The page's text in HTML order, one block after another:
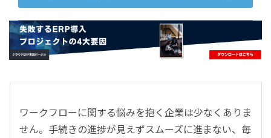
ERP
会計
CRM／営業支援／Eコマース
DX（2025年の崖）／クラウドコンピューティング
ワークフローに関する悩みを抱く企業は少なくありま
せん。手続きの進捗が見えずスムーズに進まない、毎